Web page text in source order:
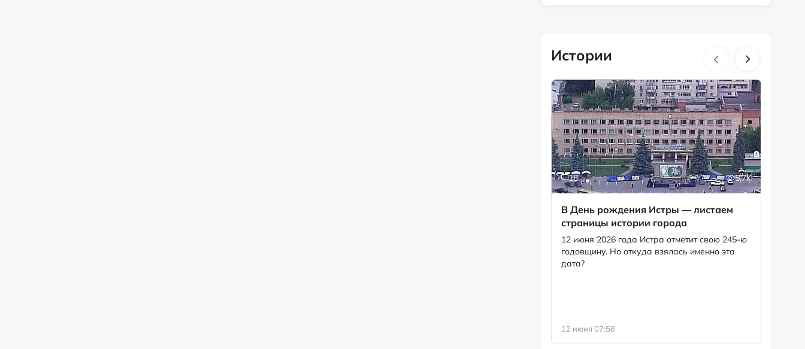
Истории
18 5.7K
В День рождения Истры — листаем
страницы истории города
12 июня 2026 года Истра отметит свою 245-ю
годовщину. Но откуда взялась именно эта
дата?
12 июня 07:58